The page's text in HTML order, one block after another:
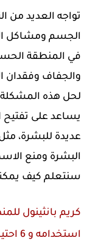
تواجه العديد من
الجسم ومشاكل
في المنطقة
والجفاف وفقدان
لحل هذه المشكلة.
يساعد على تفتيح
عديدة للبشرة،
البشرة ومنع
سنتعلم كيف
كريم بانثينول
استخدامه و 6 احتياطات عنه